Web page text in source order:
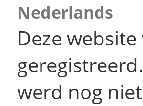
Nederlands
Deze
werd nog